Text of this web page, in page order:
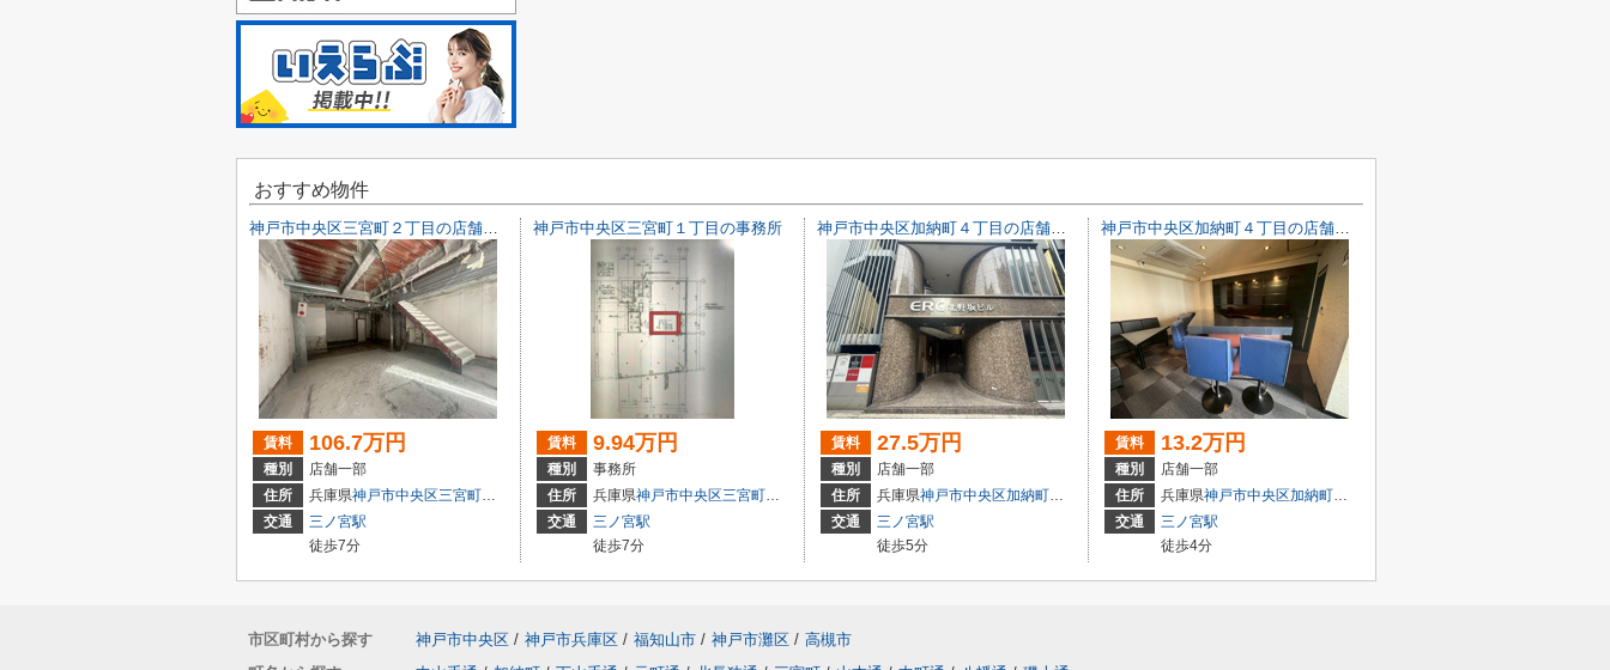
おすすめ物件
神戸市中央区三宮町２丁目の店舗一部
賃料 106.7万円
種別
店舗一部
住所
兵庫県神戸市中央区三宮町２丁目9-3
交通
三ノ宮駅
徒歩7分
神戸市中央区三宮町１丁目の事務所
賃料 9.94万円
種別
事務所
住所
兵庫県神戸市中央区三宮町１丁目
交通
三ノ宮駅
徒歩7分
神戸市中央区加納町４丁目の店舗一部
賃料 27.5万円
種別
店舗一部
住所
兵庫県神戸市中央区加納町４丁目7-8
交通
三ノ宮駅
徒歩5分
神戸市中央区加納町４丁目の店舗一部
賃料 13.2万円
種別
店舗一部
住所
兵庫県神戸市中央区加納町４丁目9-29
交通
三ノ宮駅
徒歩4分
市区町村から探す 神戸市中央区 / 神戸市兵庫区 / 福知山市 / 神戸市灘区 / 高槻市